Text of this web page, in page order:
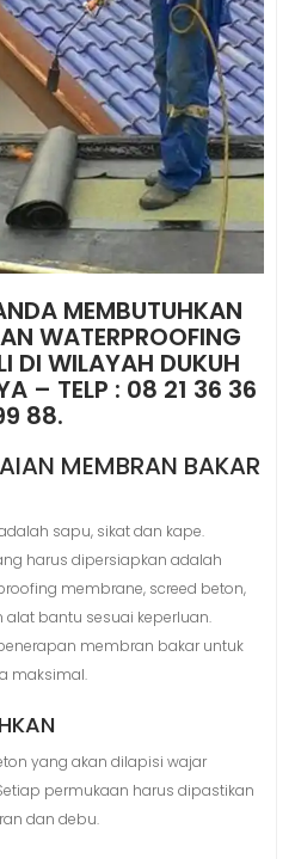
MEMBUTUHKAN
WATERPROOFING
DI WILAYAH DUKUH
– TELP : 08 21 36 36
88.
MEMBRAN BAKAR
sapu, sikat dan kape.
harus dipersiapkan adalah
membrane, screed beton,
bantu sesuai keperluan.
membran bakar untuk
maksimal.
yang akan dilapisi wajar
permukaan harus dipastikan
dan debu.